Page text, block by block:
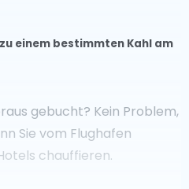
einem bestimmten Kahl am
gebucht? Kein Problem,
Sie vom Flughafen
chauffieren.